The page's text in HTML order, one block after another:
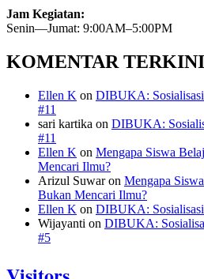
Jam Kegiatan:
Senin—Jumat: 9:00AM–5:00PM
KOMENTAR TERKINI
Ellen K on DIBUKA:
#11
sari kartika on DIBUKA:
#11
Ellen K on Mengapa Siswa
Mencari Ilmu?
Arizul Suwaron Mengapa
Bukan Mencari Ilmu?
Ellen K on DIBUKA:
Wijayanti on DIBUKA:
#5